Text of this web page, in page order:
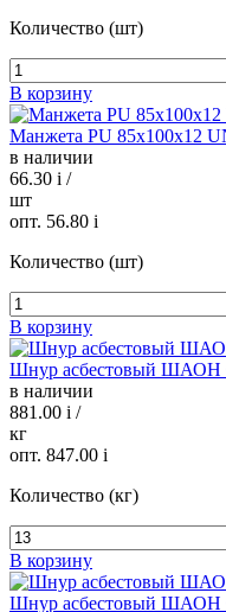
Количество (шт)
В корзину
Манжета PU 85х100х12
в наличии
66.30 i /
шт
опт. 56.80 i
Количество (шт)
В корзину
Шнур асбестовый ШАОН
в наличии
881.00 i /
кг
опт. 847.00 i
Количество (кг)
В корзину
Шнур асбестовый ШАОН